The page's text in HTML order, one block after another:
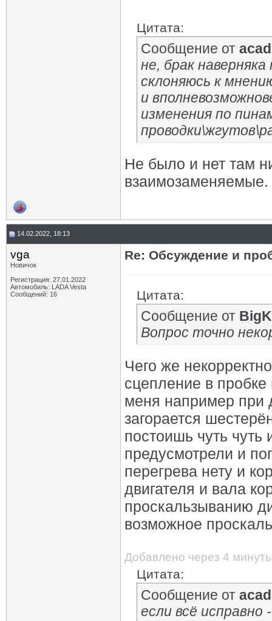
Цитата:
Сообщение от
не, брак
склоняюсь к
и
изменения по
Не было и нет там
взаимозаменяемые.
14.02.2022, 18:13
vga
Новичок
Регистрация: 27.01.2022
Автомобиль: LADA Vesta
Сообщений: 16
Re: Обсуждение и
Цитата:
Сообщение от
Вопрос точно
Чего же
сцепление в
меня например при
загорается
постоишь чуть чуть
предусмотрели и
перегрева нету и
двигателя и вала
проскальзыванию
возможное
Добавлено через 4
Цитата:
Сообщение от
если всё исправно